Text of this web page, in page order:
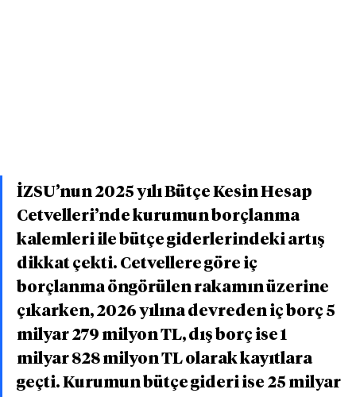
İZSU’nun 2025 yılı Bütçe Kesin Hesap
Cetvelleri’nde kurumun borçlanma
kalemleri ile bütçe giderlerindeki artış
dikkat çekti. Cetvellere göre iç
borçlanma öngörülen rakamın üzerine
çıkarken, 2026 yılına devreden iç borç 5
milyar 279 milyon TL, dış borç ise 1
milyar 828 milyon TL olarak kayıtlara
geçti. Kurumun bütçe gideri ise 25 milyar